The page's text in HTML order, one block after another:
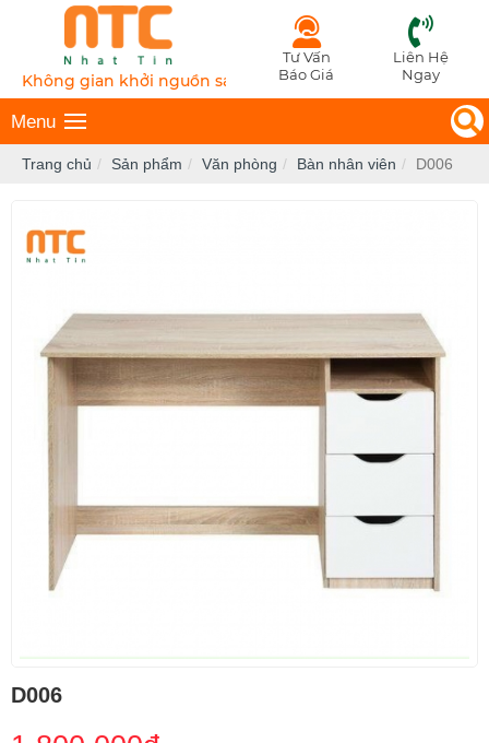
gian khởi nguồn sáng tạo
Tư Vấn
Báo Giá
Liên Hệ
Ngay
Menu
Trang chủ Sản phẩm Văn phòng Bàn nhân viên D006
D006